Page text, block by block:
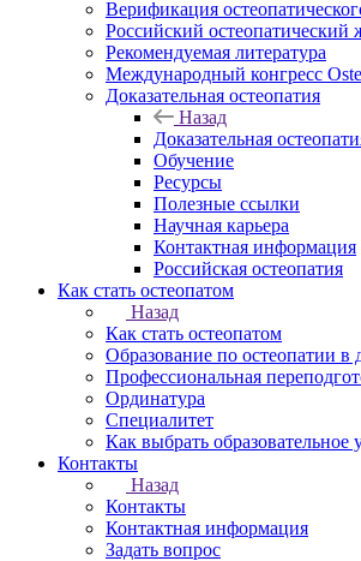
Верификация
Российский
Рекомендуемая литература
Международный конгресс
Доказательная остеопатия
Назад
Доказательная
Обучение
Ресурсы
Полезные ссылки
Научная карьера
Контактная информация
Российская остеопатия
Как стать остеопатом
Назад
Как стать остеопатом
Образование по остеопатии в
Профессиональная
Ординатура
Специалитет
Как выбрать образовательное
Контакты
Назад
Контакты
Контактная информация
Задать вопрос